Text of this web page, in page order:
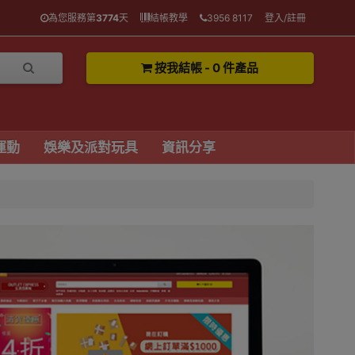
為您服務第3774天 結帳教學 3956 8117 登入/註冊
按我結帳 - 0 件產品
動 娛樂及派對玩具 資訊分享